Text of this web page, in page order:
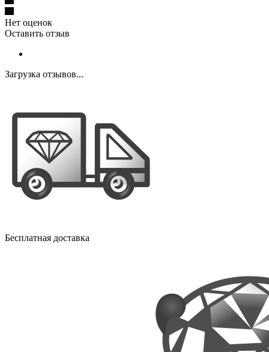
Нет оценок
Оставить отзыв
Загрузка отзывов...
Бесплатная доставка